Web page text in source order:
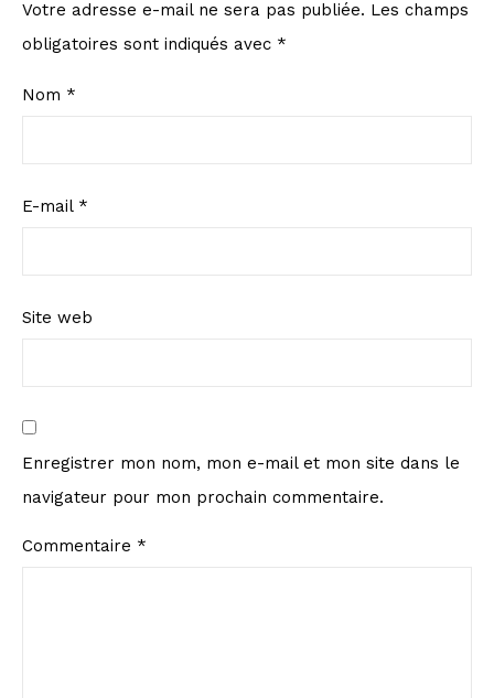
Votre adresse e-mail ne sera pas publiée. Les champs
obligatoires sont indiqués avec *
Nom *
E-mail *
Site web
Enregistrer mon nom, mon e-mail et mon site dans le
navigateur pour mon prochain commentaire.
Commentaire *